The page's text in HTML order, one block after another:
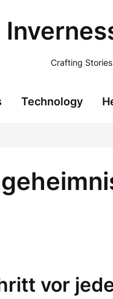
Crafting
Technology
vor